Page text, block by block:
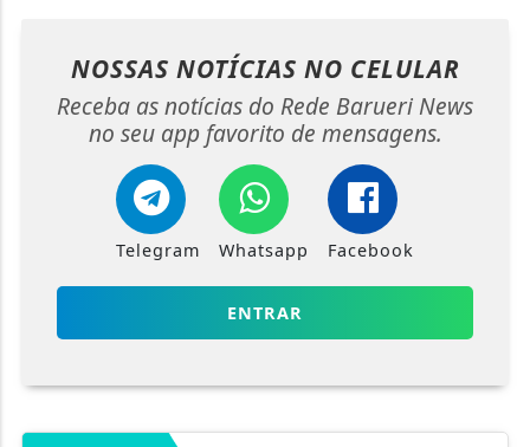
NOSSAS NOTÍCIAS NO CELULAR
Receba as notícias do Rede Barueri News
no seu app favorito de mensagens.
Telegram Whatsapp Facebook
ENTRAR